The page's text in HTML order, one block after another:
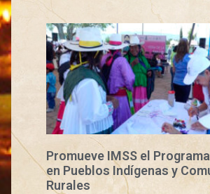
Promueve IMSS el
en Pueblos Indígenas y
Rurales